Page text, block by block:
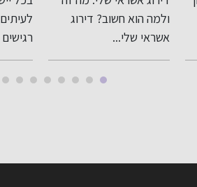
דירוג
לעבירות בתוך
המשפחה
לעיתים לחישות על תיקים